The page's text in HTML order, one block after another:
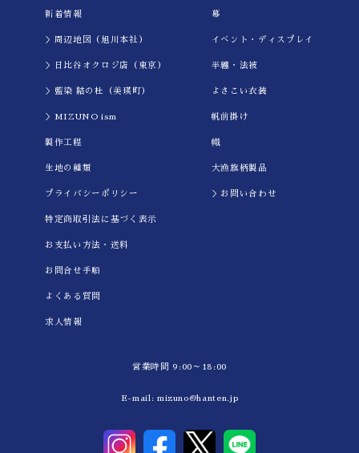
新着情報
＞周辺地図（旭川本社）
＞日比谷オクロジ店（東京）
＞藍染 結の杜（美瑛町）
＞MIZUNO ism
製作工程
生地の種類
プライバシーポリシー
特定商取引法に基づく表示
お支払い方法・送料
お問合せ手順
よくある質問
求人情報
幕
イべント・ディスプレイ
半纏・法被
よさこい衣装
帆前掛け
幟
大漁旗柄製品
＞お問い合わせ
営業時間 9:00～18:00
E-mail: mizuno@hanten.jp